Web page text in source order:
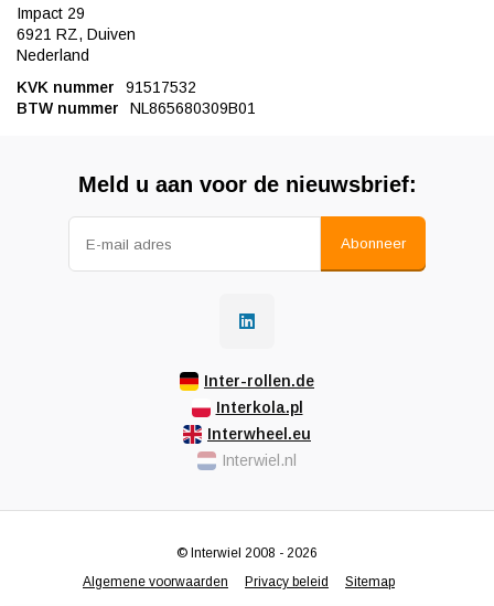
Impact 29
6921 RZ, Duiven
Nederland
KVK nummer
91517532
BTW nummer
NL865680309B01
Meld u aan voor de nieuwsbrief:
Abonneer
Inter-rollen.de
Interkola.pl
Interwheel.eu
Interwiel.nl
Algemene voorwaarden Privacy beleid Sitemap
© Interwiel 2008 - 2026